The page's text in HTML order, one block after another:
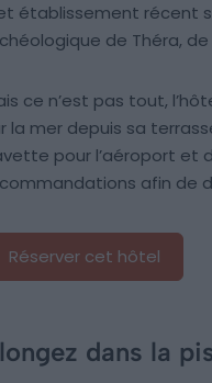
établissement récent
de Théra,
ce n’est pas tout,
la mer depuis sa
pour l’aéroport et
afin de
Réserver cet hôtel
dans la